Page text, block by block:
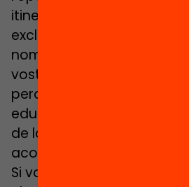
itinerari vital amb equitat i
exclusions. Per sumar-
només cal que us animeu
vostre projecte educatiu
perquè ofereixi més i
educatives per a tothom.
de la crida? No estareu
acompanyar durant
Si vols apuntar-te al